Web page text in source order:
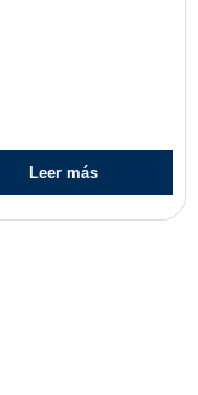
Leer más